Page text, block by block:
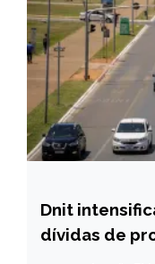
BRASIL
CAPELINHA
Dnit
dívidas de